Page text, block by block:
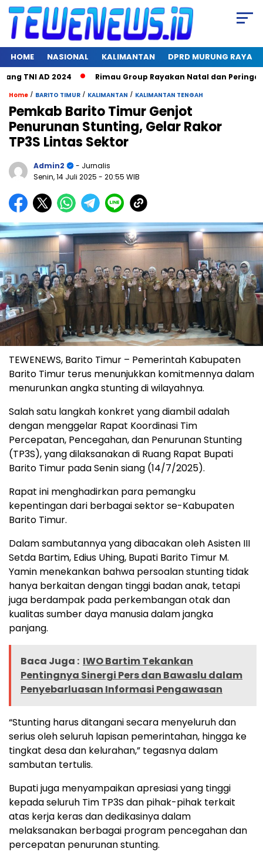
HOME NASIONAL KALIMANTAN DPRD MURUNG RAYA
TNI AD 2024 Rimau Group Rayakan Natal dan Peringati
Home / BARITO TIMUR / KALIMANTAN / KALIMANTAN TENGAH
Pemkab Barito Timur Genjot
Penurunan Stunting, Gelar Rakor
TP3S Lintas Sektor
Admin2
- Jurnalis
Senin, 14 Juli 2025 - 20:55 WIB
TEWENEWS, Barito Timur – Pemerintah Kabupaten
Barito Timur terus menunjukkan komitmennya dalam
menurunkan angka stunting di wilayahnya.
Salah satu langkah konkret yang diambil adalah
dengan menggelar Rapat Koordinasi Tim
Percepatan, Pencegahan, dan Penurunan Stunting
(TP3S), yang dilaksanakan di Ruang Rapat Bupati
Barito Timur pada Senin siang (14/7/2025).
Rapat ini menghadirkan para pemangku
kepentingan dari berbagai sektor se-Kabupaten
Barito Timur.
Dalam sambutannya yang dibacakan oleh Asisten III
Setda Bartim, Edius Uhing, Bupati Barito Timur M.
Yamin menekankan bahwa persoalan stunting tidak
hanya berkaitan dengan tinggi badan anak, tetapi
juga berdampak pada perkembangan otak dan
kualitas sumber daya manusia dalam jangka
panjang.
Baca Juga : IWO Bartim Tekankan
Pentingnya Sinergi Pers dan Bawaslu dalam
Penyebarluasan Informasi Pengawasan
“Stunting harus ditangani secara menyeluruh dan
serius oleh seluruh lapisan pemerintahan, hingga ke
tingkat desa dan kelurahan,” tegasnya dalam
sambutan tertulis.
Bupati juga menyampaikan apresiasi yang tinggi
kepada seluruh Tim TP3S dan pihak-pihak terkait
atas kerja keras dan dedikasinya dalam
melaksanakan berbagai program pencegahan dan
percepatan penurunan stunting.